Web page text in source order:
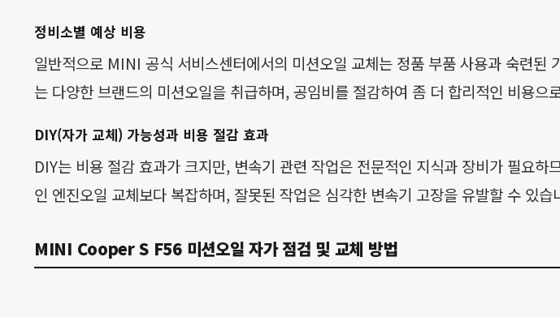
정비소별 예상 비용
일반적으로 MINI 공식 서비스센터에서의 미션오일 교체는 정품 부품 사용과 숙련
는 다양한 브랜드의 미션오일을 취급하며, 공임비를 절감하여 좀 더 합리적인 비용으
DIY(자가 교체) 가능성과 비용 절감 효과
DIY는 비용 절감 효과가 크지만, 변속기 관련 작업은 전문적인 지식과 장비가 필요
인 엔진오일 교체보다 복잡하며, 잘못된 작업은 심각한 변속기 고장을 유발할 수 있
MINI Cooper S F56 미션오일 자가 점검 및 교체 방법